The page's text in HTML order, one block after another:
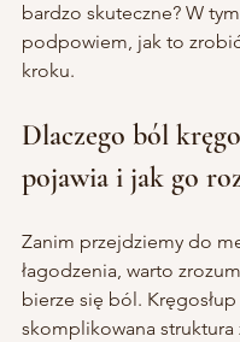
bardzo skuteczne? W
podpowiem, jak to
kroku.
Dlaczego ból
pojawia i jak go
Zanim przejdziemy do
łagodzenia, warto
bierze się ból.
skomplikowana struktura